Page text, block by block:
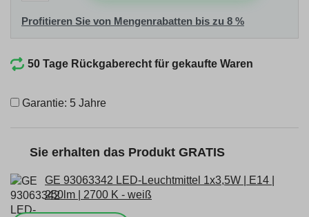
Profitieren Sie von Mengenrabatten bis zu 8 %
50 Tage Rückgaberecht für gekaufte Waren
Garantie: 5 Jahre
Sie erhalten das Produkt GRATIS
GE 93063342 LED-Leuchtmittel 1x3,5W | E14 |
250lm | 2700 K - weiß